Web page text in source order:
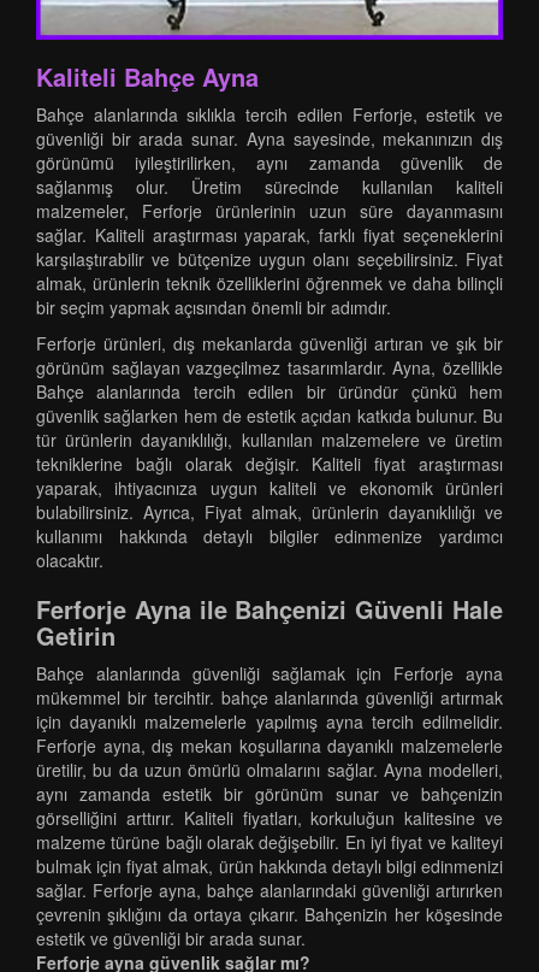
Kaliteli Bahçe Ayna
Bahçe alanlarında sıklıkla tercih edilen Ferforje, estetik ve
güvenliği bir arada sunar. Ayna sayesinde, mekanınızın dış
görünümü iyileştirilirken, aynı zamanda güvenlik de
sağlanmış olur. Üretim sürecinde kullanılan kaliteli
malzemeler, Ferforje ürünlerinin uzun süre dayanmasını
sağlar. Kaliteli araştırması yaparak, farklı fiyat seçeneklerini
karşılaştırabilir ve bütçenize uygun olanı seçebilirsiniz. Fiyat
almak, ürünlerin teknik özelliklerini öğrenmek ve daha bilinçli
bir seçim yapmak açısından önemli bir adımdır.
Ferforje ürünleri, dış mekanlarda güvenliği artıran ve şık bir
görünüm sağlayan vazgeçilmez tasarımlardır. Ayna, özellikle
Bahçe alanlarında tercih edilen bir üründür çünkü hem
güvenlik sağlarken hem de estetik açıdan katkıda bulunur. Bu
tür ürünlerin dayanıklılığı, kullanılan malzemelere ve üretim
tekniklerine bağlı olarak değişir. Kaliteli fiyat araştırması
yaparak, ihtiyacınıza uygun kaliteli ve ekonomik ürünleri
bulabilirsiniz. Ayrıca, Fiyat almak, ürünlerin dayanıklılığı ve
kullanımı hakkında detaylı bilgiler edinmenize yardımcı
olacaktır.
Ferforje Ayna ile Bahçenizi Güvenli Hale
Getirin
Bahçe alanlarında güvenliği sağlamak için Ferforje ayna
mükemmel bir tercihtir. bahçe alanlarında güvenliği artırmak
için dayanıklı malzemelerle yapılmış ayna tercih edilmelidir.
Ferforje ayna, dış mekan koşullarına dayanıklı malzemelerle
üretilir, bu da uzun ömürlü olmalarını sağlar. Ayna modelleri,
aynı zamanda estetik bir görünüm sunar ve bahçenizin
görselliğini arttırır. Kaliteli fiyatları, korkuluğun kalitesine ve
malzeme türüne bağlı olarak değişebilir. En iyi fiyat ve kaliteyi
bulmak için fiyat almak, ürün hakkında detaylı bilgi edinmenizi
sağlar. Ferforje ayna, bahçe alanlarındaki güvenliği artırırken
çevrenin şıklığını da ortaya çıkarır. Bahçenizin her köşesinde
estetik ve güvenliği bir arada sunar.
Ferforje ayna güvenlik sağlar mı?